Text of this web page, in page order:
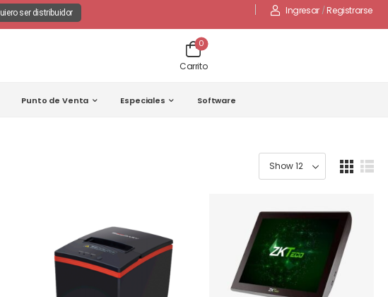
ser distribuidor Ingresar /Registrarse
Carrito
0
Punto de Venta Especiales Software